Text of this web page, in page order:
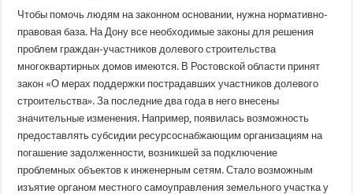
Чтобы помочь людям на законном основании, нужна нормативно-
правовая база. На Дону все необходимые законы для решения
проблем граждан-участников долевого строительства
многоквартирных домов имеются. В Ростовской области принят
закон «О мерах поддержки пострадавших участников долевого
строительства». За последние два года в него внесены
значительные изменения. Например, появилась возможность
предоставлять субсидии ресурсоснабжающим организациям на
погашение задолженности, возникшей за подключение
проблемных объектов к инженерным сетям. Стало возможным
изъятие органом местного самоуправления земельного участка у